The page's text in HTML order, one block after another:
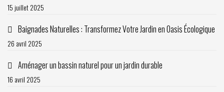
15 juillet 2025
Baignades Naturelles : Transformez Votre Jardin en Oasis Écologique
26 avril 2025
Aménager un bassin naturel pour un jardin durable
16 avril 2025